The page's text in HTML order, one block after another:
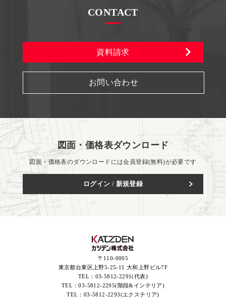
CONTACT
資料請求
お問い合わせ
図面・価格表ダウンロード
図面・価格表のダウンロードには会員登録(無料)が必要です
ログイン / 新規登録
〒110-0005
東京都台東区上野5-25-11 大和上野ビル7F
TEL： 03-5812-2291(代表)
TEL：03-5812-2295(階段&インテリア)
TEL： 03-5812-2293(エクステリア)